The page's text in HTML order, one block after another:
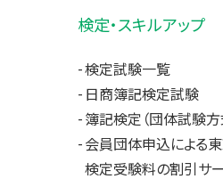
検定・スキルアップ
検定試験一覧
日商簿記検定試験
簿記検定（団体試験方
会員団体申込による
検定受験料の割引サ